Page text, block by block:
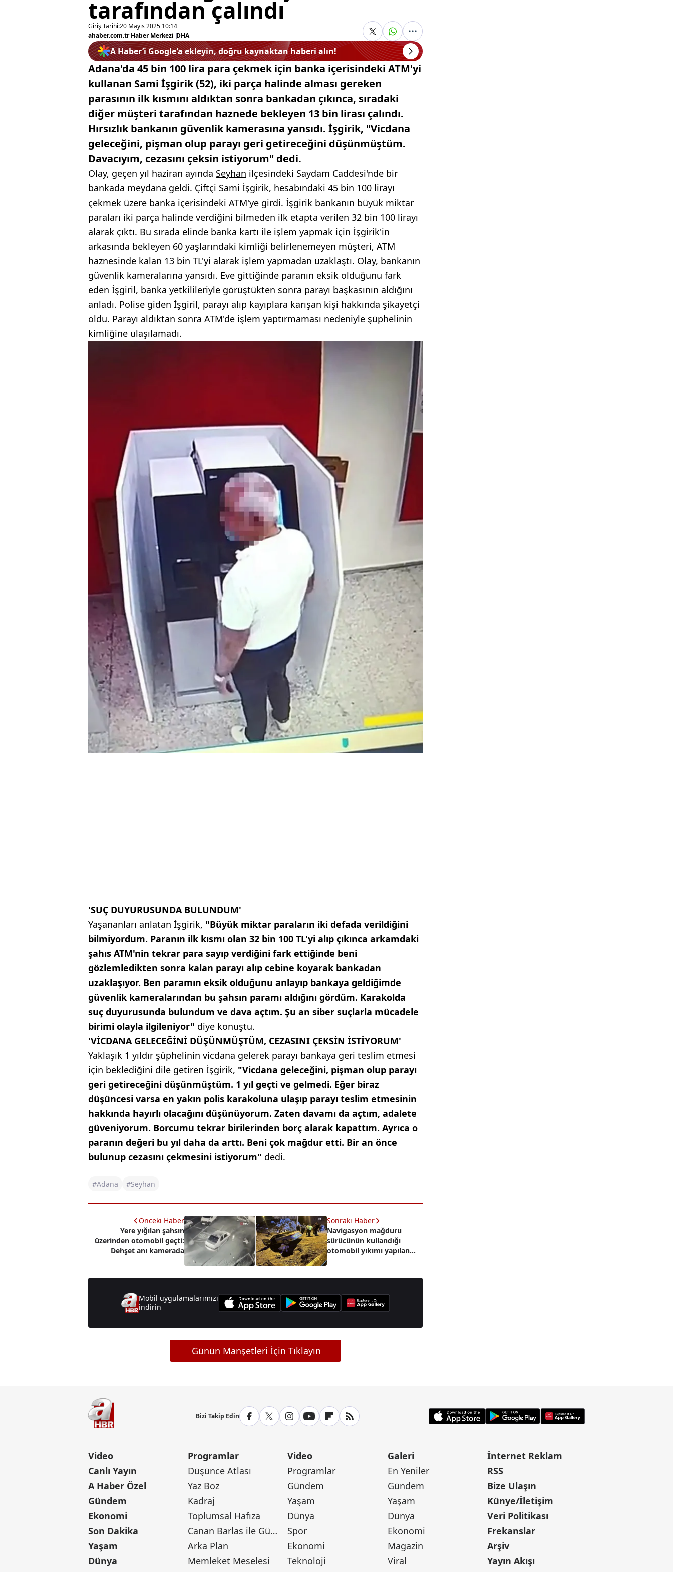
tarafından çalındı
Giriş Tarihi:20 Mayıs 2025 10:14
ahaber.com.tr Haber Merkezi |DHA
A Haber’i Google'a ekleyin, doğru kaynaktan haberi alın!
Adana'da 45 bin 100 lira para çekmek için banka içerisindeki ATM'yi
kullanan Sami İşgirik (52), iki parça halinde alması gereken
parasının ilk kısmını aldıktan sonra bankadan çıkınca, sıradaki
diğer müşteri tarafından haznede bekleyen 13 bin lirası çalındı.
Hırsızlık bankanın güvenlik kamerasına yansıdı. İşgirik, "Vicdana
geleceğini, pişman olup parayı geri getireceğini düşünmüştüm.
Davacıyım, cezasını çeksin istiyorum" dedi.
Olay, geçen yıl haziran ayında Seyhan ilçesindeki Saydam Caddesi'nde bir
bankada meydana geldi. Çiftçi Sami İşgirik, hesabındaki 45 bin 100 lirayı
çekmek üzere banka içerisindeki ATM'ye girdi. İşgirik bankanın büyük miktar
paraları iki parça halinde verdiğini bilmeden ilk etapta verilen 32 bin 100 lirayı
alarak çıktı. Bu sırada elinde banka kartı ile işlem yapmak için İşgirik'in
arkasında bekleyen 60 yaşlarındaki kimliği belirlenemeyen müşteri, ATM
haznesinde kalan 13 bin TL'yi alarak işlem yapmadan uzaklaştı. Olay, bankanın
güvenlik kameralarına yansıdı. Eve gittiğinde paranın eksik olduğunu fark
eden İşgiril, banka yetkilileriyle görüştükten sonra parayı başkasının aldığını
anladı. Polise giden İşgiril, parayı alıp kayıplara karışan kişi hakkında şikayetçi
oldu. Parayı aldıktan sonra ATM'de işlem yaptırmaması nedeniyle şüphelinin
kimliğine ulaşılamadı.
'SUÇ DUYURUSUNDA BULUNDUM'
Yaşananları anlatan İşgirik, "Büyük miktar paraların iki defada verildiğini
bilmiyordum. Paranın ilk kısmı olan 32 bin 100 TL'yi alıp çıkınca arkamdaki
şahıs ATM'nin tekrar para sayıp verdiğini fark ettiğinde beni
gözlemledikten sonra kalan parayı alıp cebine koyarak bankadan
uzaklaşıyor. Ben paramın eksik olduğunu anlayıp bankaya geldiğimde
güvenlik kameralarından bu şahsın paramı aldığını gördüm. Karakolda
suç duyurusunda bulundum ve dava açtım. Şu an siber suçlarla mücadele
birimi olayla ilgileniyor" diye konuştu.
'VİCDANA GELECEĞİNİ DÜŞÜNMÜŞTÜM, CEZASINI ÇEKSİN İSTİYORUM'
Yaklaşık 1 yıldır şüphelinin vicdana gelerek parayı bankaya geri teslim etmesi
için beklediğini dile getiren İşgirik, "Vicdana geleceğini, pişman olup parayı
geri getireceğini düşünmüştüm. 1 yıl geçti ve gelmedi. Eğer biraz
düşüncesi varsa en yakın polis karakoluna ulaşıp parayı teslim etmesinin
hakkında hayırlı olacağını düşünüyorum. Zaten davamı da açtım, adalete
güveniyorum. Borcumu tekrar birilerinden borç alarak kapattım. Ayrıca o
paranın değeri bu yıl daha da arttı. Beni çok mağdur etti. Bir an önce
bulunup cezasını çekmesini istiyorum" dedi.
#Adana #Seyhan
Önceki Haber
Yere yığılan şahsın
üzerinden otomobil geçti:
Dehşet anı kamerada
Sonraki Haber
Navigasyon mağduru
sürücünün kullandığı
otomobil yıkımı yapılan
bina arazisine uçtu
Mobil uygulamalarımızı
indirin
Günün Manşetleri İçin Tıklayın
Bizi Takip Edin
Video
Canlı Yayın
A Haber Özel
Gündem
Ekonomi
Son Dakika
Yaşam
Dünya
Programlar
Düşünce Atlası
Yaz Boz
Kadraj
Toplumsal Hafıza
Canan Barlas ile Gündem
Arka Plan
Memleket Meselesi
Video
Programlar
Gündem
Yaşam
Dünya
Spor
Ekonomi
Teknoloji
Galeri
En Yeniler
Gündem
Yaşam
Dünya
Ekonomi
Magazin
Viral
İnternet Reklam
RSS
Bize Ulaşın
Künye/İletişim
Veri Politikası
Frekanslar
Arşiv
Yayın Akışı